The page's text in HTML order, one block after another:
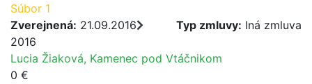
Súbor 1
Zverejnená: 21.09.2016 Typ zmluvy: Iná zmluva
2016
Lucia Žiaková, Kamenec pod Vtáčnikom
0 €